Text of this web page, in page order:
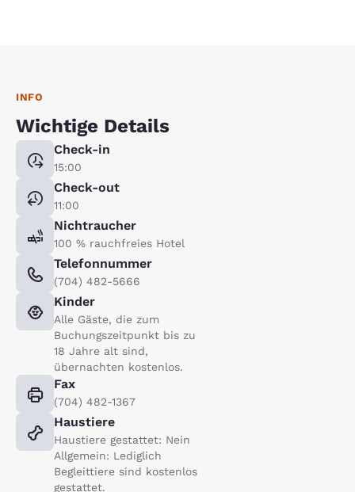
INFO
Wichtige Details
Check-in
15:00
Check-out
11:00
Nichtraucher
100 % rauchfreies Hotel
Telefonnummer
(704) 482-5666
Kinder
Alle Gäste, die zum
Buchungszeitpunkt bis zu
18 Jahre alt sind,
übernachten kostenlos.
Fax
(704) 482-1367
Haustiere
Haustiere gestattet: Nein
Allgemein: Lediglich
Begleittiere sind kostenlos
gestattet.